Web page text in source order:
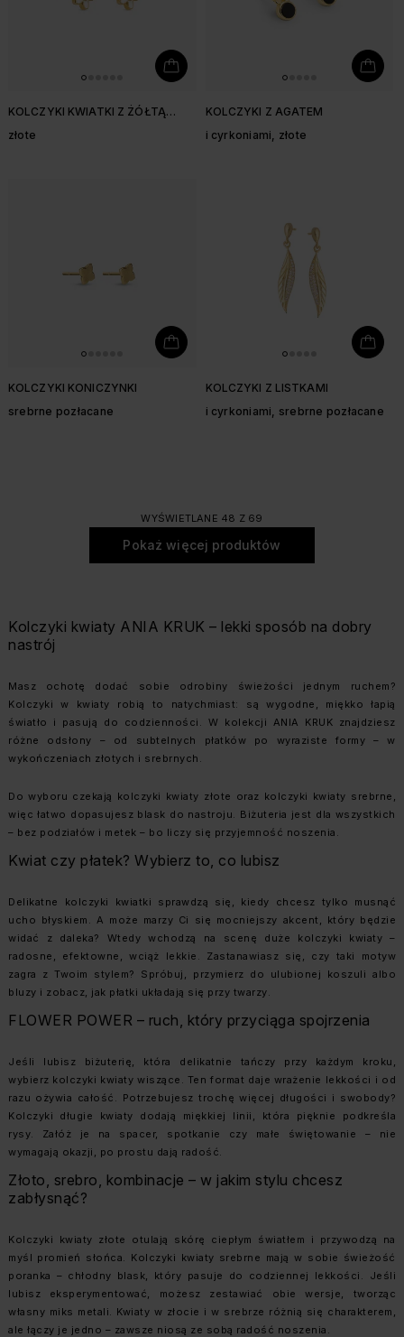
KOLCZYKI KWIATKI Z ŻÓŁTĄ
złote
KOLCZYKI Z AGATEM
i cyrkoniami, złote
KOLCZYKI KONICZYNKI
srebrne pozłacane
KOLCZYKI Z LISTKAMI
i cyrkoniami, srebrne pozłacane
WYŚWIETLANE 48 Z 69
Pokaż więcej produktów
Kolczyki kwiaty ANIA KRUK – lekki sposób na dobry
nastrój
Masz ochotę dodać sobie odrobiny świeżości jednym ruchem?
Kolczyki w kwiaty robią to natychmiast: są wygodne, miękko łapią
światło i pasują do codzienności. W kolekcji ANIA KRUK znajdziesz
różne odsłony – od subtelnych płatków po wyraziste formy – w
wykończeniach złotych i srebrnych.
Do wyboru czekają kolczyki kwiaty złote oraz kolczyki kwiaty srebrne,
więc łatwo dopasujesz blask do nastroju. Biżuteria jest dla wszystkich
– bez podziałów i metek – bo liczy się przyjemność noszenia.
Kwiat czy płatek? Wybierz to, co lubisz
Delikatne kolczyki kwiatki sprawdzą się, kiedy chcesz tylko musnąć
ucho błyskiem. A może marzy Ci się mocniejszy akcent, który będzie
widać z daleka? Wtedy wchodzą na scenę duże kolczyki kwiaty –
radosne, efektowne, wciąż lekkie. Zastanawiasz się, czy taki motyw
zagra z Twoim stylem? Spróbuj, przymierz do ulubionej koszuli albo
bluzy i zobacz, jak płatki układają się przy twarzy.
FLOWER POWER – ruch, który przyciąga spojrzenia
Jeśli lubisz biżuterię, która delikatnie tańczy przy każdym kroku,
wybierz kolczyki kwiaty wiszące. Ten format daje wrażenie lekkości i od
razu ożywia całość. Potrzebujesz trochę więcej długości i swobody?
Kolczyki długie kwiaty dodają miękkiej linii, która pięknie podkreśla
rysy. Załóż je na spacer, spotkanie czy małe świętowanie – nie
wymagają okazji, po prostu dają radość.
Złoto, srebro, kombinacje – w jakim stylu chcesz
zabłysnąć?
Kolczyki kwiaty złote otulają skórę ciepłym światłem i przywodzą na
myśl promień słońca. Kolczyki kwiaty srebrne mają w sobie świeżość
poranka – chłodny blask, który pasuje do codziennej lekkości. Jeśli
lubisz eksperymentować, możesz zestawiać obie wersje, tworząc
własny miks metali. Kwiaty w złocie i w srebrze różnią się charakterem,
ale łączy je jedno – zawsze niosą ze sobą radość noszenia.